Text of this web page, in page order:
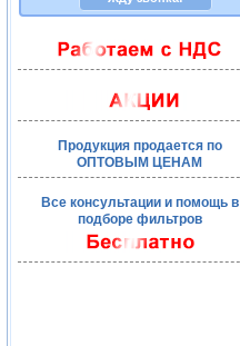
Продукция продается по
ОПТОВЫМ ЦЕНАМ
Все консультации и помощь в
подборе фильтров